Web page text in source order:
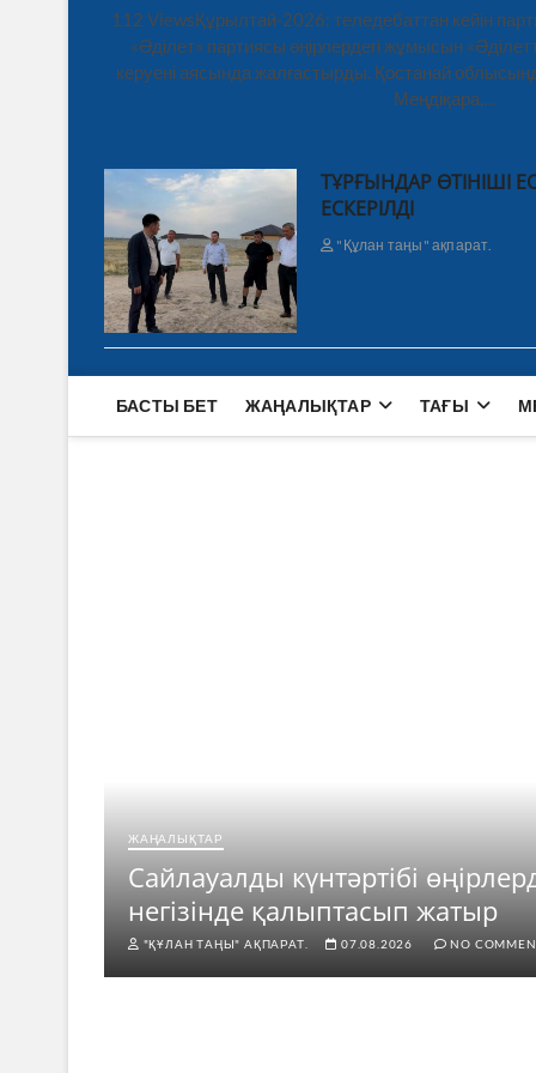
112 ViewsҚұрылтай-2026: теледебаттан кейін
«Әділет» партиясы өңірлердегі жұмысын
керуені аясында жалғастырды. Қостанай
Меңдіқара,…
ТҰРҒЫНДАР ӨТІНІШІ
ЕСКЕРІЛДІ
"Құлан таңы" ақпарат.
БАСТЫ БЕТ ЖАҢАЛЫҚТАР ТАҒЫ
ЖАҢАЛЫҚТАР
Сайлауалды күнтәртібі
негізінде қалыптасып жатыр
"ҚҰЛАН ТАҢЫ" АҚПАРАТ. 07.08.2026 NO